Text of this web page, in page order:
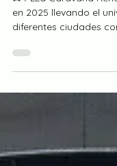
🚐✨LLa Caravana
diferentes ciudades
experiencial única.
primer momento, la